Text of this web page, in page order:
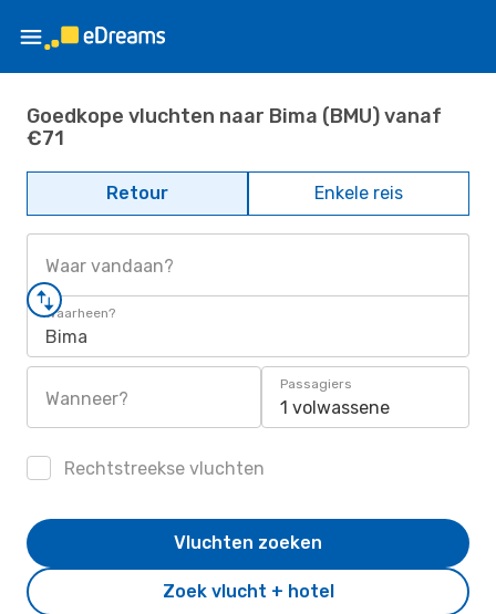
Goedkope vluchten naar Bima (BMU) vanaf
€71
Retour Enkele reis
Waar vandaan?
Waarheen?
Bima
Wanneer?
Passagiers
1 volwassene
Rechtstreekse vluchten
Zoek vlucht + hotel
Vluchten zoeken